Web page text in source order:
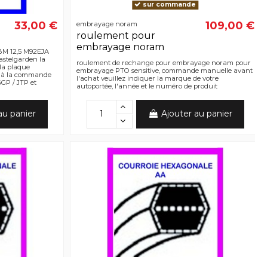
33,00 €
12,5 M92EJA
la
plaque
la commande
/ JTP et
panier
sur commande
embrayage noram
roulement pour
embrayage noram
109,00 €
roulement de rechange pour embrayage noram pour
embrayage PTO sensitive, commande manuelle avant
l'achat veuillez indiquer la marque de votre
autoportée, l'année et le numéro de produit
Ajouter au panier